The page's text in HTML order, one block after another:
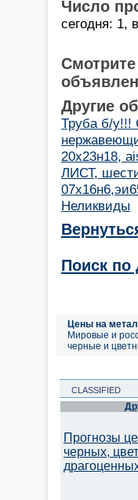
Число
сегодня: 1,
Другие
Труба б/у!!!
20х23н18,
ЛИСТ,
Неликвиды
Поиск по
Цены на
Мировые и
черные и
CLASSIFIED
Прогнозы
черных,